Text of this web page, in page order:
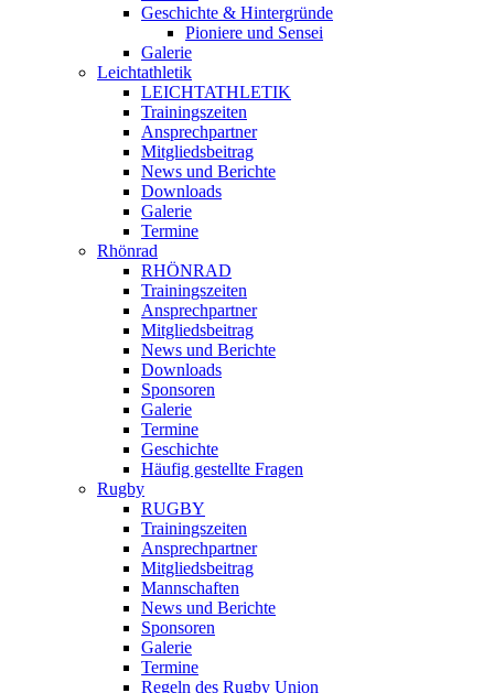
Geschichte & Hintergründe
Pioniere und Sensei
Galerie
Leichtathletik
LEICHTATHLETIK
Trainingszeiten
Ansprechpartner
Mitgliedsbeitrag
News und Berichte
Downloads
Galerie
Termine
Rhönrad
RHÖNRAD
Trainingszeiten
Ansprechpartner
Mitgliedsbeitrag
News und Berichte
Downloads
Sponsoren
Galerie
Termine
Geschichte
Häufig gestellte Fragen
Rugby
RUGBY
Trainingszeiten
Ansprechpartner
Mitgliedsbeitrag
Mannschaften
News und Berichte
Sponsoren
Galerie
Termine
Regeln des Rugby Union